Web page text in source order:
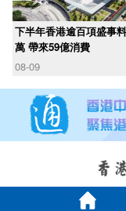
下半年香港逾百項盛事
萬 帶來59億消費
08-09